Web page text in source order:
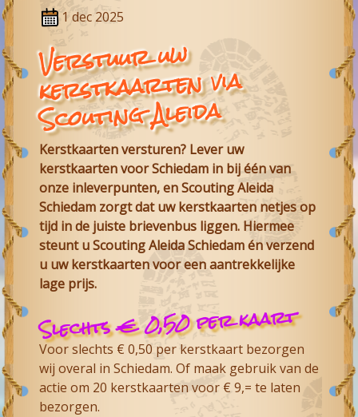
1 dec 2025
Verstuur uw
kerstkaarten via
Scouting Aleida
Kerstkaarten versturen? Lever uw
kerstkaarten voor Schiedam in bij één van
onze inleverpunten, enScouting Aleida
Schiedam zorgt dat uw kerstkaarten netjes op
tijd in de juiste brievenbus liggen. Hiermee
steunt u Scouting Aleida Schiedam én verzend
u uw kerstkaarten voor een aantrekkelijke
lage prijs.
Slechts € 0,50 per kaart
Voor slechts € 0,50 per kerstkaart bezorgen
wij overal in Schiedam. Of maak gebruik van de
actie om 20 kerstkaarten voor € 9,= te laten
bezorgen.